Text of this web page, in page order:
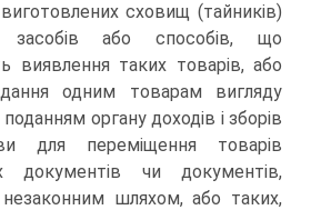
сховищ (тайників)
або способів, що
виявлення таких товарів, або
одним товарам вигляду
органу доходів і зборів
для переміщення товарів
документів чи документів,
шляхом, або таких,